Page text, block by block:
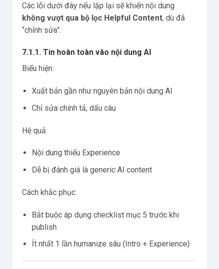
Các lỗi dưới đây nếu lặp lại sẽ khiến nội dung
không vượt qua bộ lọc Helpful Content, dù đã
“chỉnh sửa”.
7.1.1. Tin hoàn toàn vào nội dung AI
Biểu hiện:
Xuất bản gần như nguyên bản nội dung AI
Chỉ sửa chính tả, dấu câu
Hệ quả:
Nội dung thiếu Experience
Dễ bị đánh giá là generic AI content
Cách khắc phục:
Bắt buộc áp dụng checklist mục 5 trước khi
publish
Ít nhất 1 lần humanize sâu (Intro + Experience)